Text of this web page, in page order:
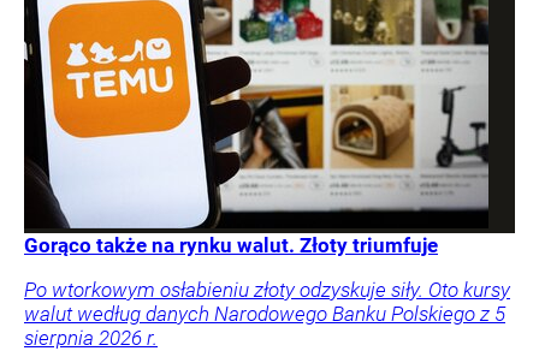
Gorąco także na rynku walut. Złoty triumfuje
Po wtorkowym osłabieniu złoty odzyskuje siły. Oto kursy
walut według danych Narodowego Banku Polskiego z 5
sierpnia 2026 r.